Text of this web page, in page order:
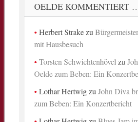
OELDE KOMMENTIERT
Herbert Strakezu
mit Hausbesuch
Torsten Schwichtenhövelzu
Oelde zum Beben: Ein
Lothar HertwigzuJohn Diva
zum Beben: Ein Konzertbericht